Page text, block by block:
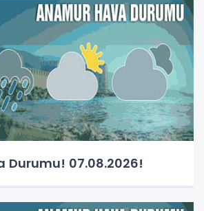
Durumu! 07.08.2026!